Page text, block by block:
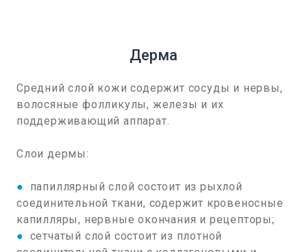
Дерма
Средний слой кожи содержит сосуды и нервы,
волосяные фолликулы, железы и их
поддерживающий аппарат.
Слои дермы:
● папиллярный слой состоит из рыхлой
соединительной ткани, содержит кровеносные
капилляры, нервные окончания и рецепторы;
● сетчатый слой состоит из плотной